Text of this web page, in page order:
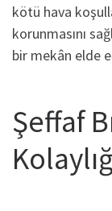
kötü hava
korunmasını
bir mekân elde
Şeffaf